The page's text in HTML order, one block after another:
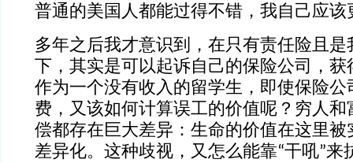
普通的美国人都能过得不错，我自己应该
多年之后我才意识到，在只有责任险且是
下，其实是可以起诉自己的保险公司，
作为一个没有收入的留学生，即使保险公
费，又该如何计算误工的价值呢？穷人和
偿都存在巨大差异：生命的价值在这里被
差异化。这种歧视，又怎么能靠“干吼”来